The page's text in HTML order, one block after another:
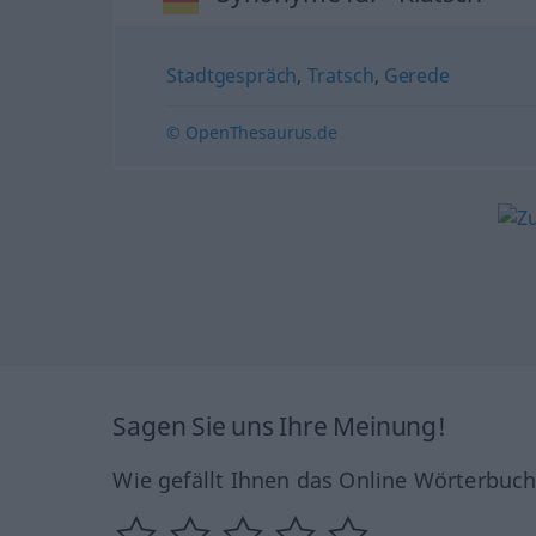
Stadtgespräch, Tratsch, Gerede
© OpenThesaurus.de
Sagen Sie uns Ihre Meinung!
Wie gefällt Ihnen das Online